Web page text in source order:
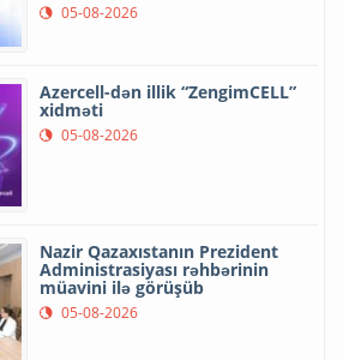
05-08-2026
Azercell-dən illik “ZengimCELL”
xidməti
05-08-2026
Nazir Qazaxıstanın Prezident
Administrasiyası rəhbərinin
müavini ilə görüşüb
05-08-2026